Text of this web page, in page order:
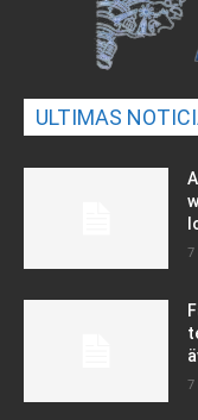
ULTIMAS
7
7